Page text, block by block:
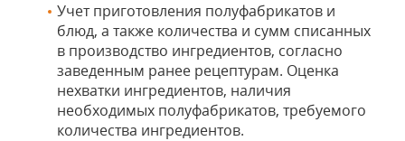
Учет приготовления полуфабрикатов и
блюд, а также количества и сумм списанных
в производство ингредиентов, согласно
заведенным ранее рецептурам. Оценка
нехватки ингредиентов, наличия
необходимых полуфабрикатов, требуемого
количества ингредиентов.